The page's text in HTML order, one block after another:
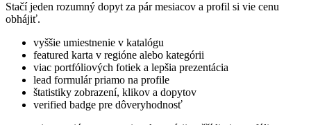
Stačí jeden rozumný dopyt za pár mesiacov a profil si vie cenu
obhájiť.
vyššie umiestnenie v katalógu
featured karta v regióne alebo kategórii
viac portfóliových fotiek a lepšia prezentácia
lead formulár priamo na profile
štatistiky zobrazení, klikov a dopytov
verified badge pre dôveryhodnosť